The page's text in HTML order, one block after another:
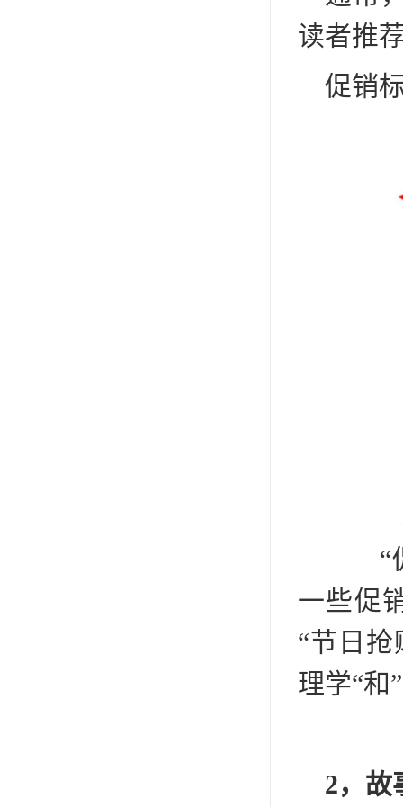
读者推
促销
“促
一些促
“节日
理学“和
2，故